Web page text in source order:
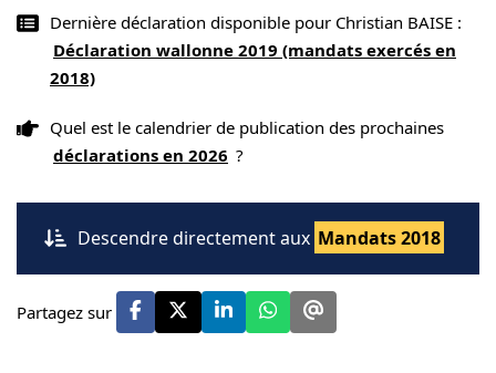
Dernière déclaration disponible pour Christian BAISE :
Déclaration wallonne 2019 (mandats exercés en
2018)
Quel est le calendrier de publication des prochaines
déclarations en 2026 ?
Descendre directement aux Mandats 2018
Partagez sur